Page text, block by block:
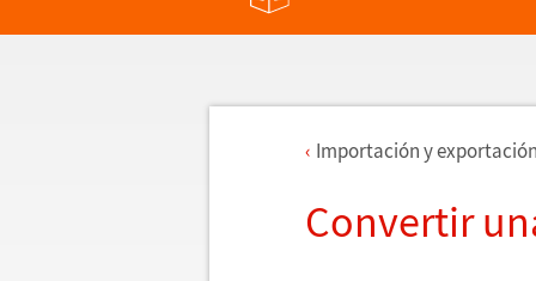
Importación y exportació
Convertir